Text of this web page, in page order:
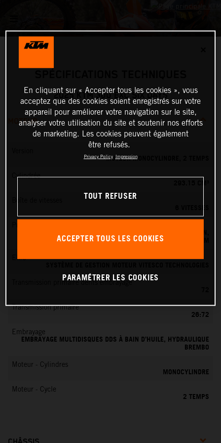
2025 KTM 300 EXC SIX DAYS
MOTEUR
MOTEUR MONOCYLINDRE, 2 TEMPS
Cylindrée
SYSTÈME D'INJECTION ÉLECTRONIQUE DE CARBURANT KEIHIN,
BOÎTIER PAPILLON 39 MM
EMS
Transmission primaire dents embrayage
Transmission primaire
26:72
Embrayage
EMBRAYAGE MULTIDISQUES DDS À BAIN D’HUILE, HYDRAULIQUE
BREMBO
Moteur - Cylindres
MONOCYLINDRE
Moteur - Cycle
2 TEMPS
En cliquant sur « Accepter tous les cookies », vous
acceptez que des cookies soient enregistrés sur votre
appareil pour améliorer votre navigation sur le site,
analyser votre utilisation du site et soutenir nos efforts
de marketing. Les cookies peuvent également
être refusés.
Privacy Policy Impression
TOUT REFUSER
ACCEPTER TOUS LES COOKIES
PARAMÉTRER LES COOKIES